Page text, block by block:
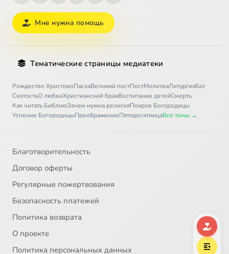
Мне нужна помощь
Тематические страницы медиатеки
Рождество ХристовоПасхаВеликий постПостМолитваЛитургияБог
СвятостьО любвиХристианский бракВоспитание детейСмерть
Как читать БиблиюЗачем нужна религияПокров Богородицы
Успение БогородицыПреображениеПятидесятницаВсе темы →
Благотворительность
Договор оферты
Регулярные пожертвования
Безопасность платежей
Политика возврата
О проекте
Политика персональных данных